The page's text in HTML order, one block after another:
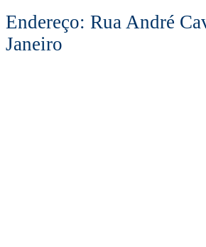
Endereço: Rua André
Janeiro